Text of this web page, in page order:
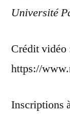
Université
Crédit vidéo
https://
Inscriptions